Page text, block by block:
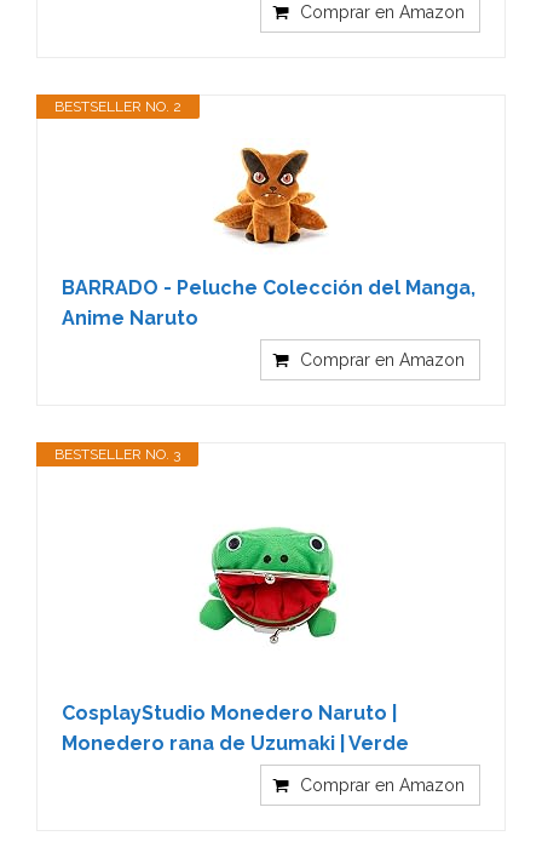
Comprar en Amazon
BESTSELLER NO. 2
BARRADO - Peluche Colección del Manga,
Anime Naruto
Comprar en Amazon
BESTSELLER NO. 3
CosplayStudio Monedero Naruto |
Monedero rana de Uzumaki | Verde
Comprar en Amazon